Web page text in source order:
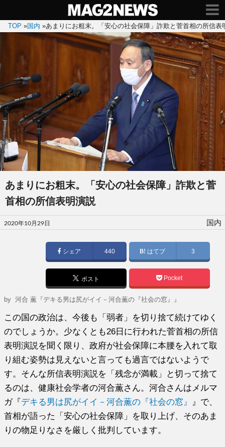
TOP »国内 »あまりにお粗末。「安心の社会保障」詐欺と菅首相の所信表
あまりにお粗末。「安心の社会保障」詐欺と菅
首相の所信表明演説
投
稿
2020年10月29日 国内
シェア 440 はてブ 3
ポスト Pocket
by河合 薫『デキる男は尻がイイ－河合薫の『社会の窓』』
この国の政治は、今後も「弱者」を切り捨て続けてゆく
のでしょうか。少なくとも26日に行われた菅首相の所信
表明演説を聞く限り、政府が社会保障に本腰を入れて取
り組む姿勢は見えないと言っても過言ではないようで
す。そんな所信表明演説を「残念が満載」と切って捨て
るのは、健康社会学者の河合薫さん。河合さんはメルマ
ガ『デキる男は尻がイイ－河合薫の『社会の窓』
』で、
首相が語った「安心の社会保障」を取り上げ、そのあま
りの物足りなさを厳しく批判しています。